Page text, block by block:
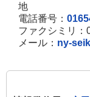
地
電話番号：
ファクシミリ：
メール： ny-